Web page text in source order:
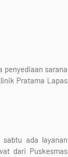
penyediaan sarana
Pratama Lapas
ada layanan
dari Puskesmas